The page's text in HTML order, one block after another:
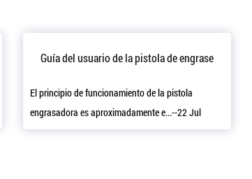
Guía del usuario de la pistola de engrase
El principio de funcionamiento de la pistola
engrasadora es aproximadamente e...--22 Jul